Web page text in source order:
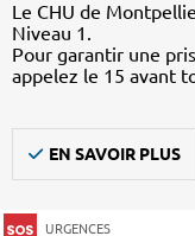
Le CHU de
Niveau 1.
Pour garantir une
appelez le 15 avant
EN SAVOIR PLUS
URGENCES